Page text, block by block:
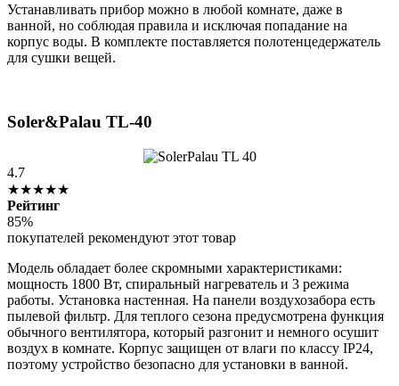
Устанавливать прибор можно в любой комнате, даже в
ванной, но соблюдая правила и исключая попадание на
корпус воды. В комплекте поставляется полотенцедержатель
для сушки вещей.
Soler&Palau TL-40
4.7
★★★★★
Рейтинг
85%
покупателей рекомендуют этот товар
Модель обладает более скромными характеристиками:
мощность 1800 Вт, спиральный нагреватель и 3 режима
работы. Установка настенная. На панели воздухозабора есть
пылевой фильтр. Для теплого сезона предусмотрена функция
обычного вентилятора, который разгонит и немного осушит
воздух в комнате. Корпус защищен от влаги по классу IP24,
поэтому устройство безопасно для установки в ванной.